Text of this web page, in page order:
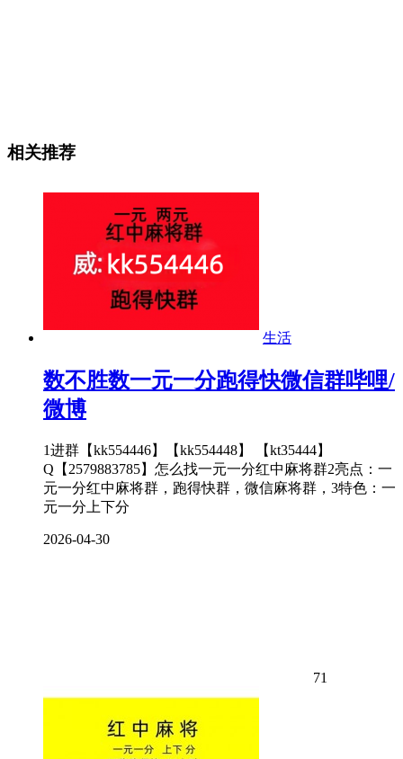
相关推荐
生活
数不胜数一元一分跑得快微信群哔哩/
微博
1进群【kk554446】【kk554448】 【kt35444】
Q【2579883785】怎么找一元一分红中麻将群2亮点：一
元一分红中麻将群，跑得快群，微信麻将群，3特色：一
元一分上下分
2026-04-30
71